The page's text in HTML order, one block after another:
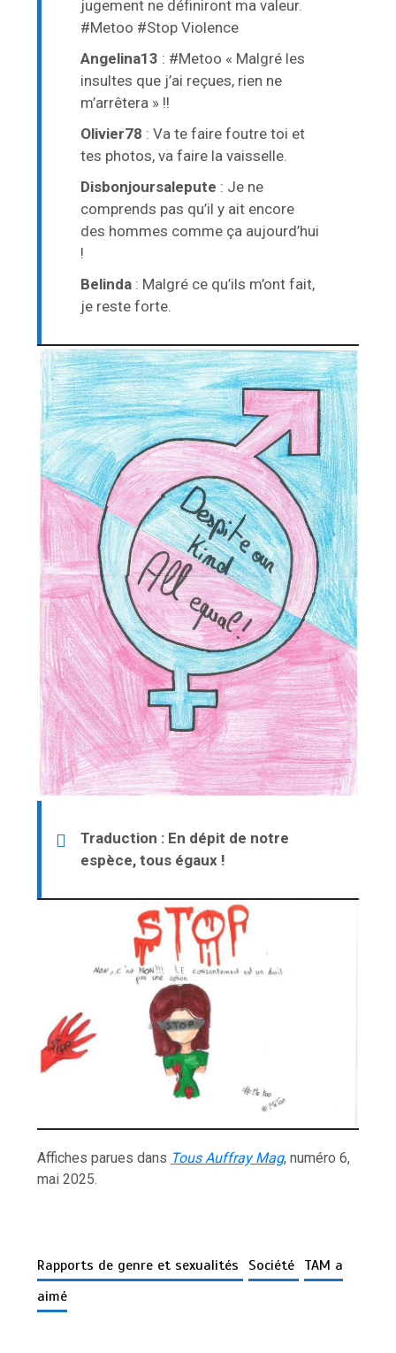
jugement ne définiront ma valeur.
#Metoo #Stop Violence
Angelina13 : #Metoo « Malgré les
insultes que j’ai reçues, rien ne
m’arrêtera » !!
Olivier78 : Va te faire foutre toi et
tes photos, va faire la vaisselle.
Disbonjoursalepute : Je ne
comprends pas qu’il y ait encore
des hommes comme ça aujourd’hui
!
Belinda : Malgré ce qu’ils m’ont fait,
je reste forte.
Traduction : En dépit de notre
espèce, tous égaux !
Affiches parues dans Tous Auffray Mag, numéro 6,
mai 2025.
Rapports de genre et sexualités Société TAM a
aimé